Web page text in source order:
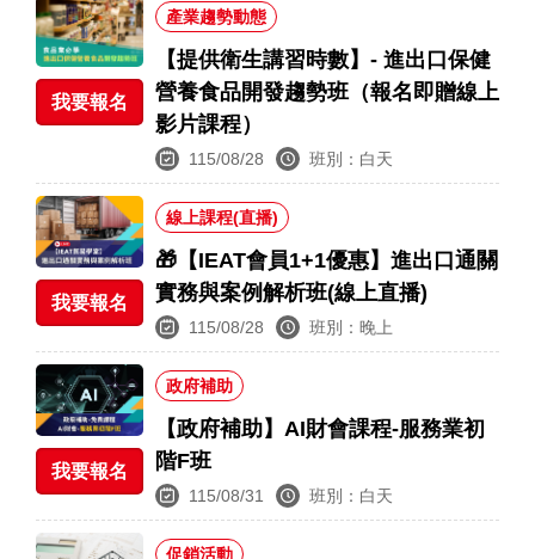
產業趨勢動態
【提供衛生講習時數】- 進出口保健
營養食品開發趨勢班（報名即贈線上
影片課程）
115/08/28 班別：白天
我要報名
線上課程(直播)
🎁【IEAT會員1+1優惠】進出口通關
實務與案例解析班(線上直播)
115/08/28 班別：晚上
我要報名
政府補助
【政府補助】AI財會課程-服務業初
階F班
115/08/31 班別：白天
我要報名
促銷活動